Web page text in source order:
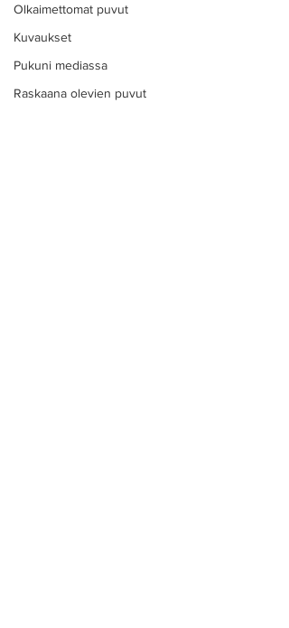
Olkaimettomat puvut
Kuvaukset
Pukuni mediassa
Raskaana olevien puvut